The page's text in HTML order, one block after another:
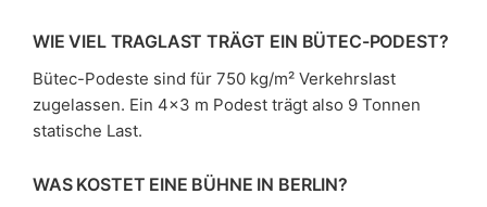
WIE VIEL TRAGLAST TRÄGT EIN BÜTEC-PODEST?
Bütec-Podeste sind für 750 kg/m² Verkehrslast
zugelassen. Ein 4×3 m Podest trägt also 9 Tonnen
statische Last.
WAS KOSTET EINE BÜHNE IN BERLIN?